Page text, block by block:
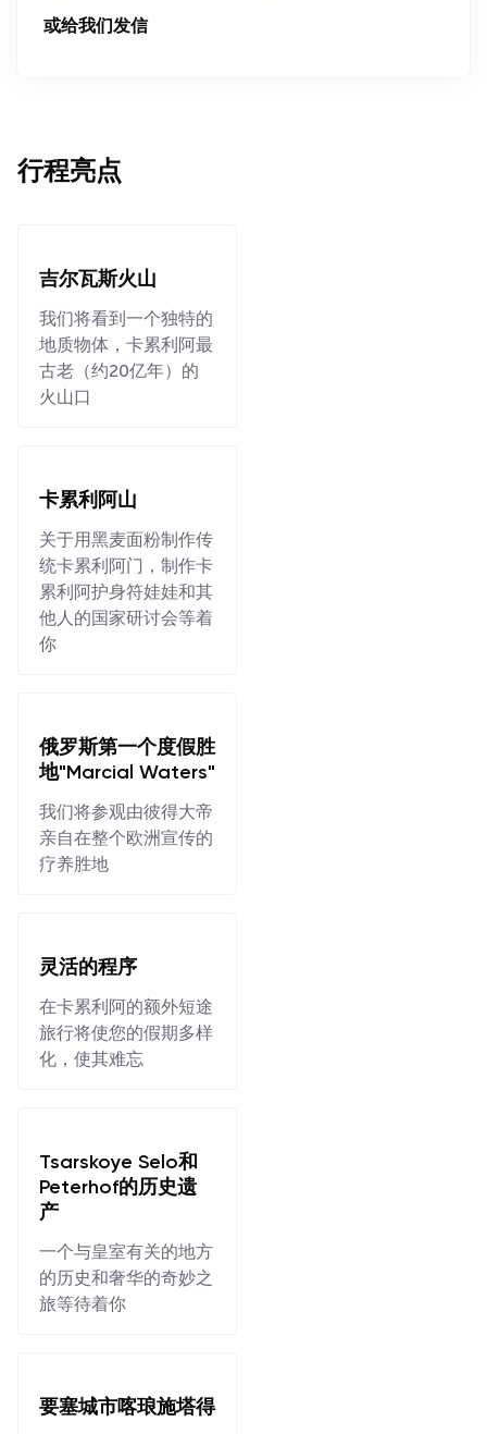
或给我们发信
行程亮点
吉尔瓦斯火山
我们将看到一个独特的
地质物体，卡累利阿最
古老（约20亿年）的
火山口
卡累利阿山
关于用黑麦面粉制作传
统卡累利阿门，制作卡
累利阿护身符娃娃和其
他人的国家研讨会等着
你
俄罗斯第一个度假胜
地"Marcial Waters"
我们将参观由彼得大帝
亲自在整个欧洲宣传的
疗养胜地
灵活的程序
在卡累利阿的额外短途
旅行将使您的假期多样
化，使其难忘
Tsarskoye Selo和
Peterhof的历史遗
产
一个与皇室有关的地方
的历史和奢华的奇妙之
旅等待着你
要塞城市喀琅施塔得